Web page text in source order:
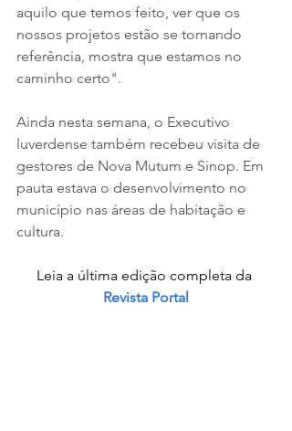
aquilo que temos feito, ver que os
nossos projetos estão se tornando
referência, mostra que estamos no
caminho certo".
Ainda nesta semana, o Executivo
luverdense também recebeu visita de
gestores de Nova Mutum e Sinop. Em
pauta estava o desenvolvimento no
município nas áreas de habitação e
cultura.
Leia a última edição completa da
Revista Portal